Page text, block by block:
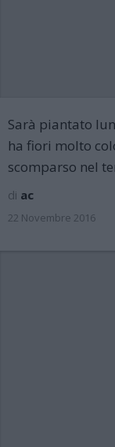
Sarà piantato
ha fiori molto
scomparso nel
di ac
22 Novembre 2016